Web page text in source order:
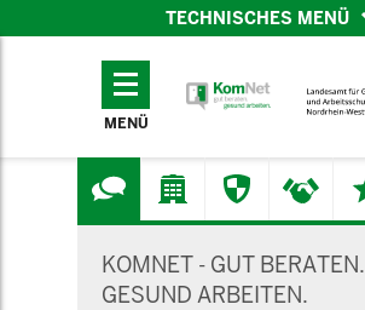
TECHNISCHES MENÜ
TECHNISCHES
MENÜ
KOMNET - GUT BERATEN.
GESUND ARBEITEN.